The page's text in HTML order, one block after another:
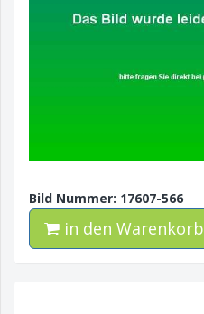
Bild Nummer: 17607-566
in den Warenkorb